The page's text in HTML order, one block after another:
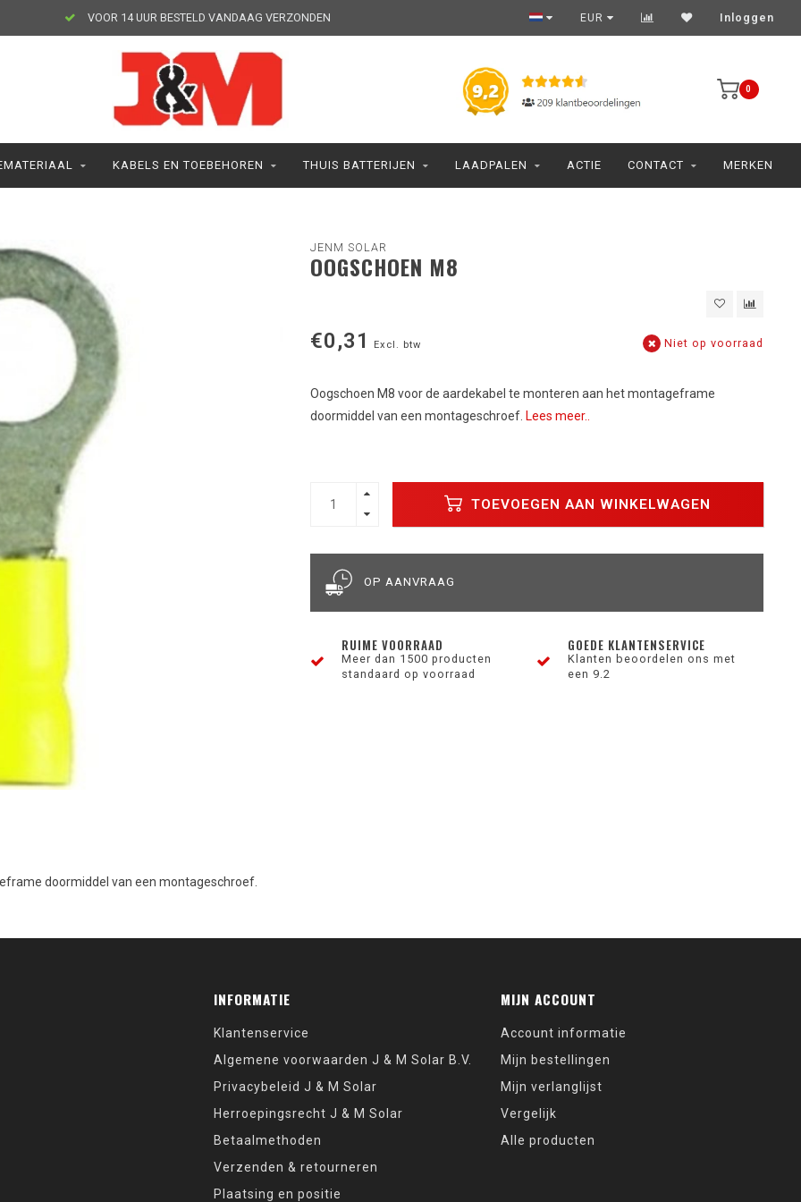
VOOR 14 UUR BESTELD VANDAAG VERZONDEN EUR Inloggen
0
KABELS EN TOEBEHOREN THUIS BATTERIJEN LAADPALEN ACTIE CONTACT MERKEN
JENM SOLAR
OOGSCHOEN M8
€0,31 Excl. btw Niet op voorraad
Oogschoen M8 voor de aardekabel te monteren aan het montageframe
doormiddel van een montageschroef. Lees meer..
TOEVOEGEN AAN WINKELWAGEN
OP AANVRAAG
RUIME VOORRAAD
Meer dan 1500 producten
standaard op voorraad
GOEDE KLANTENSERVICE
Klanten beoordelen ons met
een 9.2
doormiddel van een montageschroef.
INFORMATIE
Klantenservice
Algemene voorwaarden J & M Solar B.V.
Privacybeleid J & M Solar
Herroepingsrecht J & M Solar
Betaalmethoden
Verzenden & retourneren
Plaatsing en positie
MIJN ACCOUNT
Account informatie
Mijn bestellingen
Mijn verlanglijst
Vergelijk
Alle producten